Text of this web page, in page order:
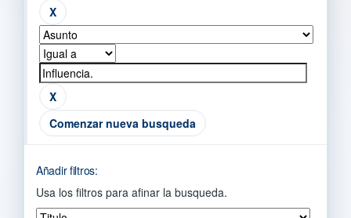
Comenzar nueva busqueda
Añadir filtros:
Usa los filtros para afinar la busqueda.